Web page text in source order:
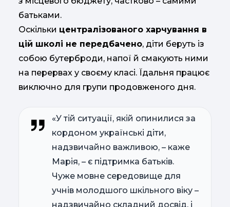
батьками.
Оскільки централізованого харчування в
цій школі не передбачено, діти беруть із
собою бутерброди, напої й смакують ними
на перервах у своєму класі. Їдальня працює
виключно для групи продовженого дня.
«У тій ситуації, якій опинилися за
кордоном українські діти,
надзвичайно важливою, – каже
Марія, – є підтримка батьків.
Чуже мовне середовище для
учнів молодшого шкільного віку –
надзвичайно складний досвід, і